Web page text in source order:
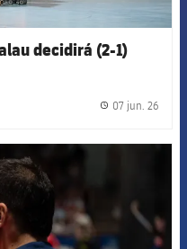
decidirá (2-1)
07 jun. 26